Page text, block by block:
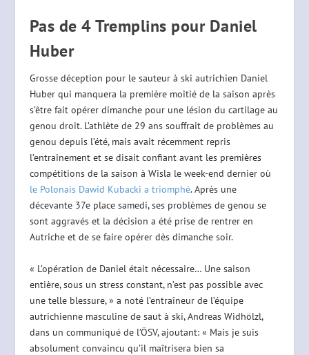
Pas de 4 Tremplins pour Daniel
Huber
Grosse déception pour le sauteur à ski autrichien Daniel
Huber qui manquera la première moitié de la saison après
s’être fait opérer dimanche pour une lésion du cartilage au
genou droit. L’athlète de 29 ans souffrait de problèmes au
genou depuis l’été, mais avait récemment repris
l’entraînement et se disait confiant avant les premières
compétitions de la saison à Wisla le week-end dernier où
le Polonais Dawid Kubacki a triomphé. Après une
décevante 37e place samedi, ses problèmes de genou se
sont aggravés et la décision a été prise de rentrer en
Autriche et de se faire opérer dès dimanche soir.
« L’opération de Daniel était nécessaire… Une saison
entière, sous un stress constant, n’est pas possible avec
une telle blessure, » a noté l’entraîneur de l’équipe
autrichienne masculine de saut à ski, Andreas Widhölzl,
dans un communiqué de l’ÖSV, ajoutant: « Mais je suis
absolument convaincu qu’il maîtrisera bien sa